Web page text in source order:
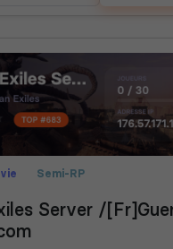
Semi-RP
Server /